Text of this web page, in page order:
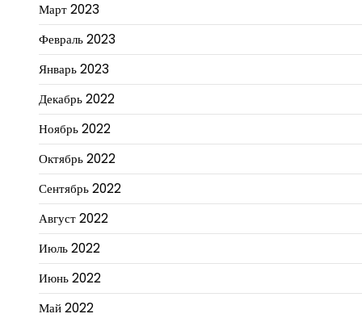
Март 2023
Февраль 2023
Январь 2023
Декабрь 2022
Ноябрь 2022
Октябрь 2022
Сентябрь 2022
Август 2022
Июль 2022
Июнь 2022
Май 2022